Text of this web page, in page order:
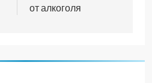
от алкоголя